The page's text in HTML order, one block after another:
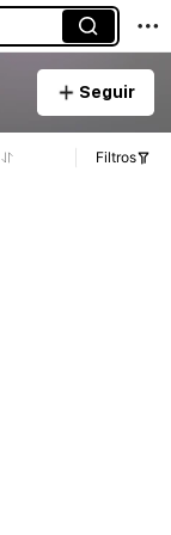
Seguir
Filtros